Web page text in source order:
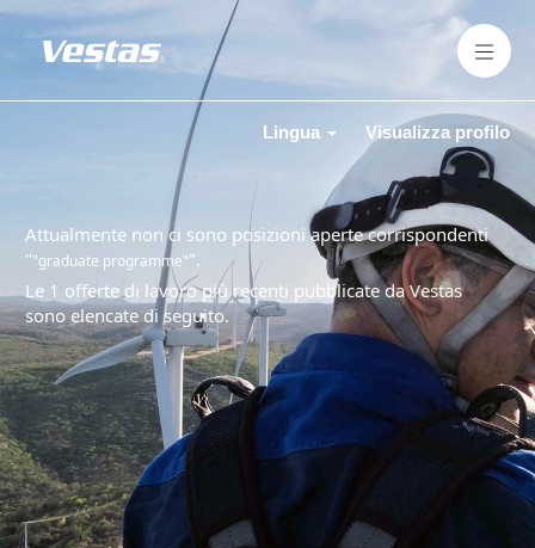
Lingua Visualizza profilo
Attualmente non ci sono posizioni aperte corrispondenti
""graduate programme"".
Le 1 offerte di lavoro più recenti pubblicate da Vestas
sono elencate di seguito.